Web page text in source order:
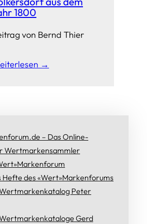
1800
von Bernd Thier
→
– Das Online-
Wertmarkensammler
Hefte des «Wert»Markenforums
Peter
Gerd